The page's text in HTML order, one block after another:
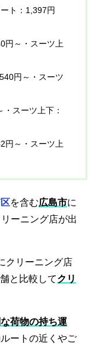
ト：1,397円
円～・スーツ上
円～・スーツ
スーツ上下：
円～・スーツ上
を含む広島市に
ーニング店が出
クリーニング店
と比較してクリ
荷物の持ち運
ートの近くやご